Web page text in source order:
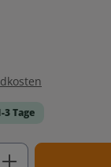
Tage
den